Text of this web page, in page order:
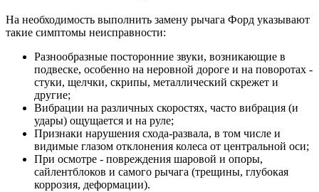
На необходимость выполнить замену рычага Форд указывают
такие симптомы неисправности:
Разнообразные посторонние звуки, возникающие в
подвеске, особенно на неровной дороге и на поворотах -
стуки, щелчки, скрипы, металлический скрежет и
другие;
Вибрации на различных скоростях, часто вибрация (и
удары) ощущается и на руле;
Признаки нарушения схода-развала, в том числе и
видимые глазом отклонения колеса от центральной оси;
При осмотре - повреждения шаровой и опоры,
сайлентблоков и самого рычага (трещины, глубокая
коррозия, деформации).